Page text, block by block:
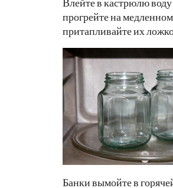
прогрейте на
притапливайте их
Банки вымойте в